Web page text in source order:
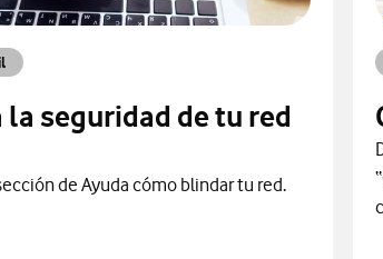
seguridad de tu red
de Ayuda cómo blindar tu red.